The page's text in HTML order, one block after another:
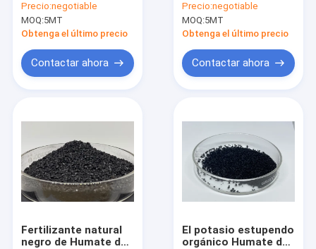
de la aprobación el
60% para las
cosechas
Precio:negotiable
MOQ:5MT
Obtenga el último precio
Contactar ahora
Humate del potasio
para las plantas
Precio:negotiable
MOQ:5MT
Obtenga el último precio
Contactar ahora
Fertilizante natural
negro de Humate del
El potasio estupendo
orgánico Humate del